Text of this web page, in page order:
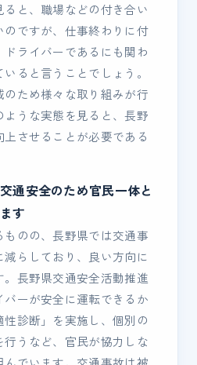
ると、職場などの付き合い
のですが、仕事終わりに付
ライバーであるにも関わ
ると言うことでしょう。
ため様々な取り組みが行
うな実態を見ると、長野
させることが必要である
通安全のため官民一体と
す
のの、長野県では交通事
らしており、良い方向に
長野県交通安全活動推進
ーが安全に運転できるか
診断」を実施し、個別の
うなど、官民が協力しな